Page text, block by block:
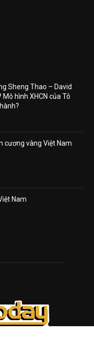
Sheng Thao – David
Mô hình XHCN của Tô
cương vàng Việt Nam
Nam